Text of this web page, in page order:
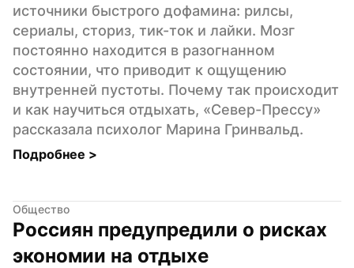
источники быстрого дофамина: рилсы,
сериалы, сториз, тик-ток и лайки. Мозг
постоянно находится в разогнанном
состоянии, что приводит к ощущению
внутренней пустоты. Почему так происходит
и как научиться отдыхать, «Север-Прессу»
рассказала психолог Марина Гринвальд.
Подробнее >
Общество
Россиян предупредили о рисках
экономии на отдыхе